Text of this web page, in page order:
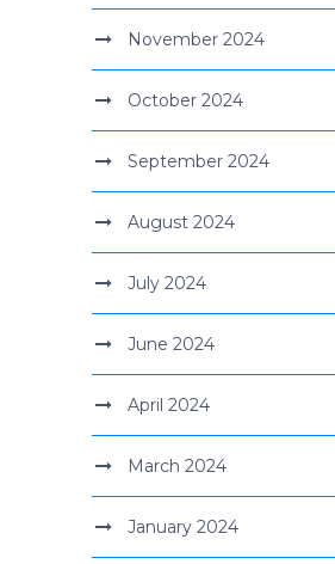
November 2024
October 2024
September 2024
August 2024
July 2024
June 2024
April 2024
March 2024
January 2024